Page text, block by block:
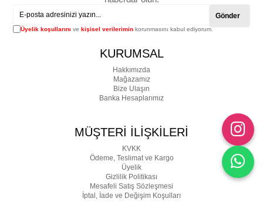
Gönder
Üyelik koşullarını vekişisel verilerimin korunmasını kabul ediyorum.
KURUMSAL
Hakkımızda
Mağazamız
Bize Ulaşın
Banka Hesaplarımız
MÜŞTERİ İLİŞKİLERİ
KVKK
Ödeme, Teslimat ve Kargo
Üyelik
Gizlilik Politikası
Mesafeli Satış Sözleşmesi
İptal, İade ve Değişim Koşulları